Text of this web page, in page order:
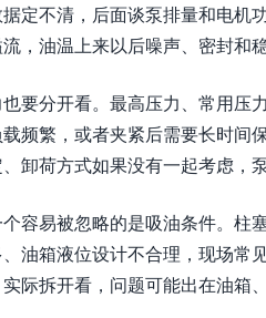
定不清，后面谈泵排量和电机
，油温上来以后噪声、密封和
要分开看。最高压力、常用压
频繁，或者夹紧后需要长时间
卸荷方式如果没有一起考虑，
个容易被忽略的是吸油条件。柱
油箱液位设计不合理，现场常
际拆开看，问题可能出在油箱